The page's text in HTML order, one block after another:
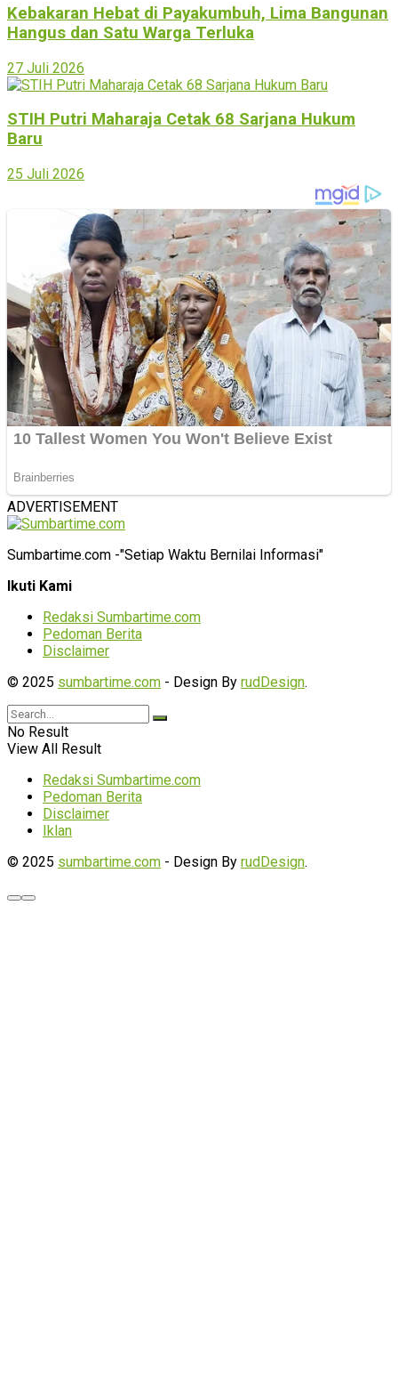
Kebakaran Hebat di Payakumbuh, Lima Bangunan
Hangus dan Satu Warga Terluka
27 Juli 2026
STIH Putri Maharaja Cetak 68 Sarjana Hukum
Baru
25 Juli 2026
ADVERTISEMENT
Sumbartime.com -"Setiap Waktu Bernilai Informasi"
Ikuti Kami
Redaksi Sumbartime.com
Pedoman Berita
Disclaimer
© 2025 sumbartime.com - Design By rudDesign.
No Result
View All Result
Redaksi Sumbartime.com
Pedoman Berita
Disclaimer
Iklan
© 2025 sumbartime.com - Design By rudDesign.